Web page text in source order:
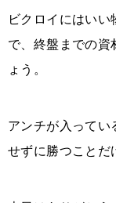
ビクロイにはい
で、終盤までの
ょう。
アンチが入って
せずに勝つことだ